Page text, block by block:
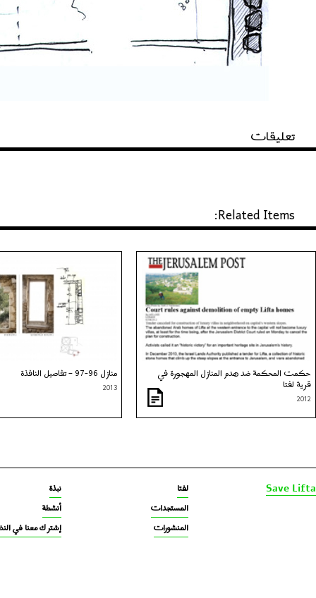
تعليقات
Related Items:
حكمت المحكمة ضد هدم المنازل المهجورة في
قرية لفتا
2012
منازل 96-97 – تفاصيل النافذة
2013
Save Lifta لفتا‎‎
نبذة
المستجدات
أنشطة
المنشورات
إشتر ك معنا في